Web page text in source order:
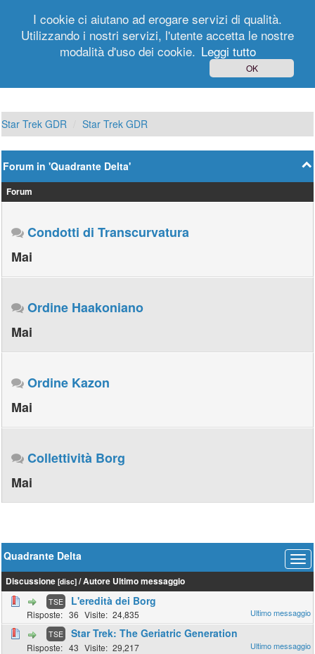
Registrati
Star Trek GDR Star Trek GDR
Forum in 'Quadrante Delta'
Forum
Condotti di Transcurvatura
Mai
Ordine Haakoniano
Mai
Ordine Kazon
Mai
Collettività Borg
Mai
Quadrante Delta
Discussione [disc] /Autore Ultimo messaggio
TSE L'eredità dei Borg
36 24,835
TSE Star Trek: The Geriatric Generation
43 29,217
I cookie ci aiutano ad erogare servizi di qualità.
Utilizzando i nostri servizi, l'utente accetta le nostre
modalità d'uso dei cookie. Leggi tutto
OK